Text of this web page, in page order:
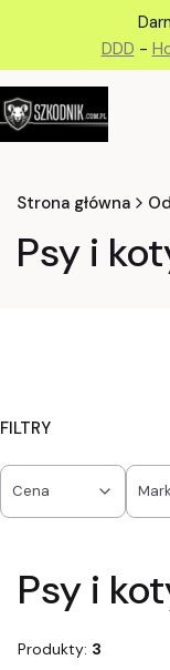
DDD -
Strona główna
Psy i
FILTRY
Cena
Psy i
Produkty: 3